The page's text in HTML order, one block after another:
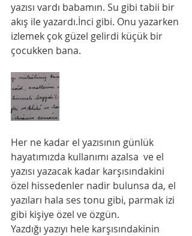
yazısı vardı babamın. Su gibi tabii bir
akış ile yazardı.İnci gibi. Onu yazarken
izlemek çok güzel gelirdi küçük bir
çocukken bana.
Her ne kadar el yazısının günlük
hayatımızda kullanımı azalsa  ve el
yazısı yazacak kadar karşısındakini
özel hissedenler nadir bulunsa da, el
yazıları hala ses tonu gibi, parmak izi
gibi kişiye özel ve özgün.
Yazdığı yazıyı hele karşısındakinin